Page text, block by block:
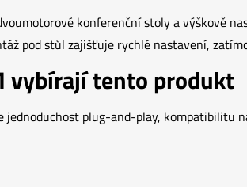
konferenční stoly a výškově
pod stůl zajišťuje rychlé nastavení,
vybírají tento produkt
plug-and-play, kompatibilitu